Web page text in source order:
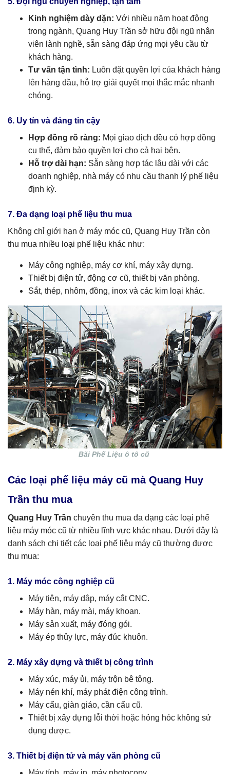
Kinh nghiệm dày dặn: Với nhiều năm hoạt động
trong ngành, Quang Huy Trần sở hữu đội ngũ nhân
viên lành nghề, sẵn sàng đáp ứng mọi yêu cầu từ
khách hàng.
Tư vấn tận tình: Luôn đặt quyền lợi của khách hàng
lên hàng đầu, hỗ trợ giải quyết mọi thắc mắc nhanh
chóng.
6. Uy tín và đáng tin cậy
Hợp đồng rõ ràng: Mọi giao dịch đều có hợp đồng
cụ thể, đảm bảo quyền lợi cho cả hai bên.
Hỗ trợ dài hạn: Sẵn sàng hợp tác lâu dài với các
doanh nghiệp, nhà máy có nhu cầu thanh lý phế liệu
định kỳ.
7. Đa dạng loại phế liệu thu mua
Không chỉ giới hạn ở máy móc cũ, Quang Huy Trần còn
thu mua nhiều loại phế liệu khác như:
Máy công nghiệp, máy cơ khí, máy xây dựng.
Thiết bị điện tử, động cơ cũ, thiết bị văn phòng.
Sắt, thép, nhôm, đồng, inox và các kim loại khác.
Bãi Phế Liệu ô tô cũ
Các loại phế liệu máy cũ mà Quang Huy
Trần thu mua
Quang Huy Trần chuyên thu mua đa dạng các loại phế
liệu máy móc cũ từ nhiều lĩnh vực khác nhau. Dưới đây là
danh sách chi tiết các loại phế liệu máy cũ thường được
thu mua:
1. Máy móc công nghiệp cũ
Máy tiện, máy dập, máy cắt CNC.
Máy hàn, máy mài, máy khoan.
Máy sản xuất, máy đóng gói.
Máy ép thủy lực, máy đúc khuôn.
2. Máy xây dựng và thiết bị công trình
Máy xúc, máy ủi, máy trộn bê tông.
Máy nén khí, máy phát điện công trình.
Máy cẩu, giàn giáo, cần cẩu cũ.
Thiết bị xây dựng lỗi thời hoặc hỏng hóc không sử
dụng được.
3. Thiết bị điện tử và máy văn phòng cũ